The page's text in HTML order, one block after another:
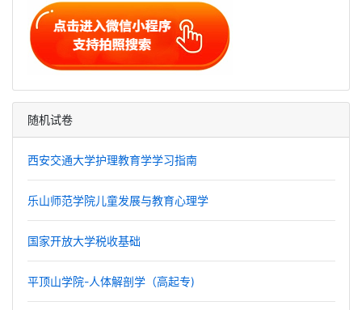
随机试卷
西安交通大学护理教育学学习指南
乐山师范学院儿童发展与教育心理学
国家开放大学税收基础
平顶山学院-人体解剖学（高起专)